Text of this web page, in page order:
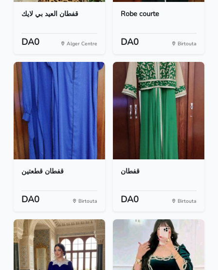
قفطان العيد بي لايك
DA0 Alger Centre
Robe courte
DA0 Birtouta
قفطان قطعتين
DA0 Birtouta
قفطان
DA0 Birtouta